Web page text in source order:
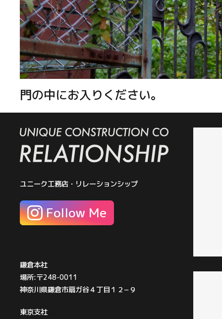
門の中にお入りください。
ユニーク工務店・リレーションシップ
Follow Me
鎌倉本社
場所:〒248-0011
神奈川県鎌倉市扇ガ谷４丁目１２−９
東京支社